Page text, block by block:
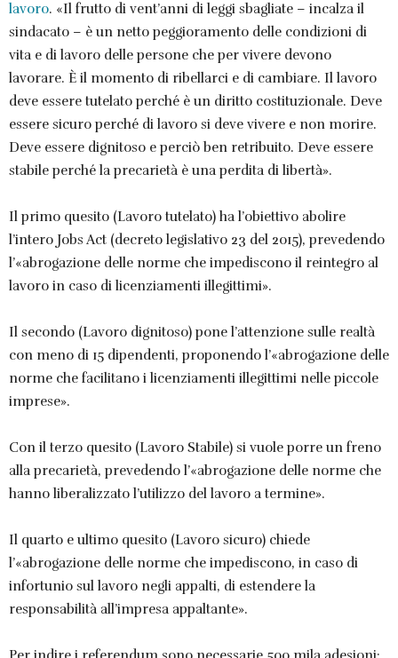
lavoro. «Il frutto di vent’anni di leggi sbagliate – incalza il
sindacato – è un netto peggioramento delle condizioni di
vita e di lavoro delle persone che per vivere devono
lavorare. È il momento di ribellarci e di cambiare. Il lavoro
deve essere tutelato perché è un diritto costituzionale. Deve
essere sicuro perché di lavoro si deve vivere e non morire.
Deve essere dignitoso e perciò ben retribuito. Deve essere
stabile perché la precarietà è una perdita di libertà».
Il primo quesito (Lavoro tutelato) ha l’obiettivo abolire
l’intero Jobs Act (decreto legislativo 23 del 2015), prevedendo
l’«abrogazione delle norme che impediscono il reintegro al
lavoro in caso di licenziamenti illegittimi».
Il secondo (Lavoro dignitoso) pone l’attenzione sulle realtà
con meno di 15 dipendenti, proponendo l’«abrogazione delle
norme che facilitano i licenziamenti illegittimi nelle piccole
imprese».
Con il terzo quesito (Lavoro Stabile) si vuole porre un freno
alla precarietà, prevedendo l’«abrogazione delle norme che
hanno liberalizzato l’utilizzo del lavoro a termine».
Il quarto e ultimo quesito (Lavoro sicuro) chiede
l’«abrogazione delle norme che impediscono, in caso di
infortunio sul lavoro negli appalti, di estendere la
responsabilità all’impresa appaltante».